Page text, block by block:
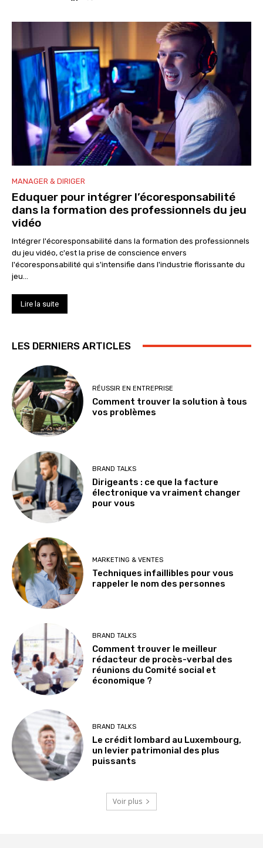
MANAGER & DIRIGER
Eduquer pour intégrer l’écoresponsabilité
dans la formation des professionnels du jeu
vidéo
Intégrer l'écoresponsabilité dans la formation des professionnels
du jeu vidéo, c'est la prise de conscience envers
l'écoresponsabilité qui s'intensifie dans l'industrie florissante du
jeu...
Lire la suite
LES DERNIERS ARTICLES
RÉUSSIR EN ENTREPRISE
Comment trouver la solution à tous
vos problèmes
BRAND TALKS
Dirigeants : ce que la facture
électronique va vraiment changer
pour vous
MARKETING & VENTES
Techniques infaillibles pour vous
rappeler le nom des personnes
BRAND TALKS
Comment trouver le meilleur
rédacteur de procès-verbal des
réunions du Comité social et
économique ?
BRAND TALKS
Le crédit lombard au Luxembourg,
un levier patrimonial des plus
puissants
Voir plus